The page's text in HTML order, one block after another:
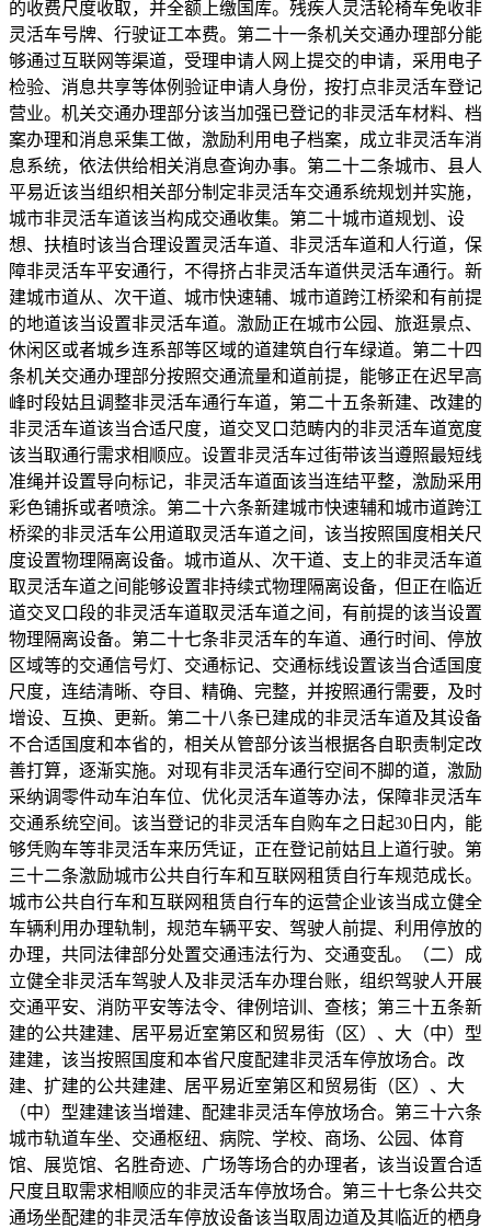
的收费尺度收取，并全额上缴国库。残疾人灵活轮椅车免收非
灵活车号牌、行驶证工本费。第二十一条机关交通办理部分能
够通过互联网等渠道，受理申请人网上提交的申请，采用电子
检验、消息共享等体例验证申请人身份，按打点非灵活车登记
营业。机关交通办理部分该当加强已登记的非灵活车材料、档
案办理和消息采集工做，激励利用电子档案，成立非灵活车消
息系统，依法供给相关消息查询办事。第二十二条城市、县人
平易近该当组织相关部分制定非灵活车交通系统规划并实施，
城市非灵活车道该当构成交通收集。第二十城市道规划、设
想、扶植时该当合理设置灵活车道、非灵活车道和人行道，保
障非灵活车平安通行，不得挤占非灵活车道供灵活车通行。新
建城市道从、次干道、城市快速辅、城市道跨江桥梁和有前提
的地道该当设置非灵活车道。激励正在城市公园、旅逛景点、
休闲区或者城乡连系部等区域的道建筑自行车绿道。第二十四
条机关交通办理部分按照交通流量和道前提，能够正在迟早高
峰时段姑且调整非灵活车通行车道，第二十五条新建、改建的
非灵活车道该当合适尺度，道交叉口范畴内的非灵活车道宽度
该当取通行需求相顺应。设置非灵活车过街带该当遵照最短线
准绳并设置导向标记，非灵活车道面该当连结平整，激励采用
彩色铺拆或者喷涂。第二十六条新建城市快速辅和城市道跨江
桥梁的非灵活车公用道取灵活车道之间，该当按照国度相关尺
度设置物理隔离设备。城市道从、次干道、支上的非灵活车道
取灵活车道之间能够设置非持续式物理隔离设备，但正在临近
道交叉口段的非灵活车道取灵活车道之间，有前提的该当设置
物理隔离设备。第二十七条非灵活车的车道、通行时间、停放
区域等的交通信号灯、交通标记、交通标线设置该当合适国度
尺度，连结清晰、夺目、精确、完整，并按照通行需要，及时
增设、互换、更新。第二十八条已建成的非灵活车道及其设备
不合适国度和本省的，相关从管部分该当根据各自职责制定改
善打算，逐渐实施。对现有非灵活车通行空间不脚的道，激励
采纳调零件动车泊车位、优化灵活车道等办法，保障非灵活车
交通系统空间。该当登记的非灵活车自购车之日起30日内，能
够凭购车等非灵活车来历凭证，正在登记前姑且上道行驶。第
三十二条激励城市公共自行车和互联网租赁自行车规范成长。
城市公共自行车和互联网租赁自行车的运营企业该当成立健全
车辆利用办理轨制，规范车辆平安、驾驶人前提、利用停放的
办理，共同法律部分处置交通违法行为、交通变乱。（二）成
立健全非灵活车驾驶人及非灵活车办理台账，组织驾驶人开展
交通平安、消防平安等法令、律例培训、查核；第三十五条新
建的公共建建、居平易近室第区和贸易街（区）、大（中）型
建建，该当按照国度和本省尺度配建非灵活车停放场合。改
建、扩建的公共建建、居平易近室第区和贸易街（区）、大
（中）型建建该当增建、配建非灵活车停放场合。第三十六条
城市轨道车坐、交通枢纽、病院、学校、商场、公园、体育
馆、展览馆、名胜奇迹、广场等场合的办理者，该当设置合适
尺度且取需求相顺应的非灵活车停放场合。第三十七条公共交
通场坐配建的非灵活车停放设备该当取周边道及其临近的栖身